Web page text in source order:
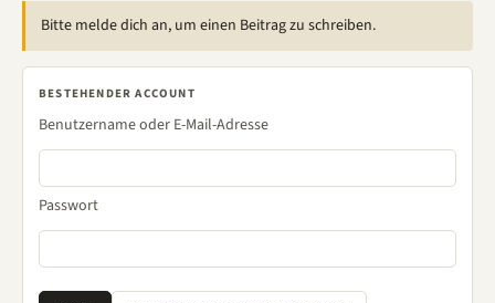
Bitte melde dich an, um einen Beitrag zu schreiben.
BESTEHENDER ACCOUNT
Benutzername oder E-Mail-Adresse
Passwort